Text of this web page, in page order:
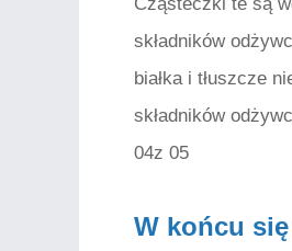
składników
białka i tłuszcze
składników
04z 05
W końcu